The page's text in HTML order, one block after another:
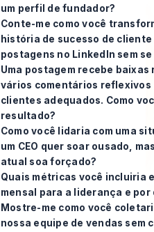
um perfil de fundador?
Conte-me como você
história de sucesso de cliente
postagens no LinkedIn sem
Uma postagem recebe baixas
vários comentários reflexivos
clientes adequados. Como
resultado?
Como você lidaria com uma
um CEO quer soar ousado,
atual soa forçado?
Quais métricas você incluiria
mensal para a liderança e por
Mostre-me como você
nossa equipe de vendas sem